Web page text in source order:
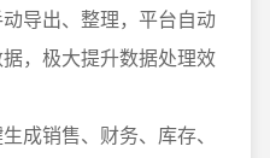
导出、整理，平台自动
，极大提升数据处理效
成销售、财务、库存、